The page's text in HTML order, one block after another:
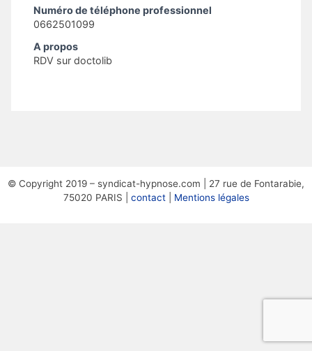
Numéro de téléphone professionnel
0662501099
A propos
RDV sur doctolib
© Copyright 2019 – syndicat-hypnose.com | 27 rue de Fontarabie,
75020 PARIS | contact| Mentions légales